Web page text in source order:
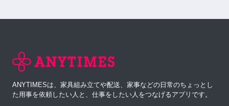
ANYTIMESは、家具組み立てや配送、家事などの日常のちょっとし
た用事を依頼したい人と、仕事をしたい人をつなげるアプリです。